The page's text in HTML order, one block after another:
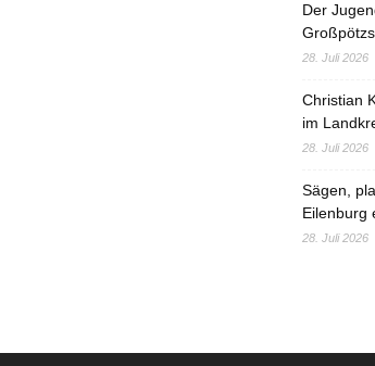
Der
28. Juli 2026
Christian
im
28. Juli 2026
Sägen,
Eilenburg
28. Juli 2026